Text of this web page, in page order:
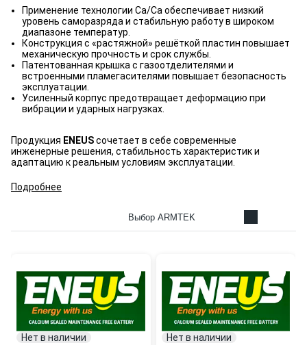
Применение технологии Ca/Ca обеспечивает низкий
уровень саморазряда и стабильную работу в широком
диапазоне температур.
Конструкция с «растяжной» решёткой пластин повышает
механическую прочность и срок службы.
Патентованная крышка с газоотделителями и
встроенными пламегасителями повышает безопасность
эксплуатации.
Усиленный корпус предотвращает деформацию при
вибрации и ударных нагрузках.
Продукция ENEUSсочетает в себе современные
инженерные решения, стабильность характеристик и
адаптацию к реальным условиям эксплуатации.
Подробнее
Выбор ARMTEK
Нет в наличии Нет в наличии